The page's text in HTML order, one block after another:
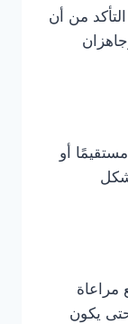
من أن
أو
شكل
مراعاة
حتى يكون